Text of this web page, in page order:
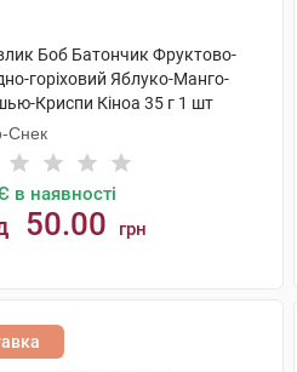
Боб Батончик Фруктово-
горіховий Яблуко-Манго-
Криспи Кіноа 35 г 1 шт
Снек
в наявності
50.00 грн